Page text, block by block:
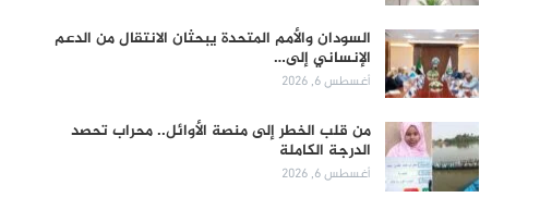
السودان والأمم المتحدة يبحثان الانتقال من الدعم
الإنساني إلى…
أغسطس 6, 2026
من قلب الخطر إلى منصة الأوائل.. محراب تحصد
الدرجة الكاملة
أغسطس 6, 2026